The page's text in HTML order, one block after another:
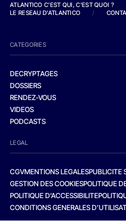
ATLANTICO C'EST QUI, C'EST QUOI ?
LE RESEAU D'ATLANTICO
/
CATEGORIES
DECRYPTAGES
DOSSIERS
RENDEZ-VOUS
VIDEOS
PODCASTS
LEGAL
CGVMENTIONS LEGALESPUBLICITE
GESTION DES COOKIESPOLITIQUE
POLITIQUE D’ACCESSIBILITE
CONDITIONS GENERALES